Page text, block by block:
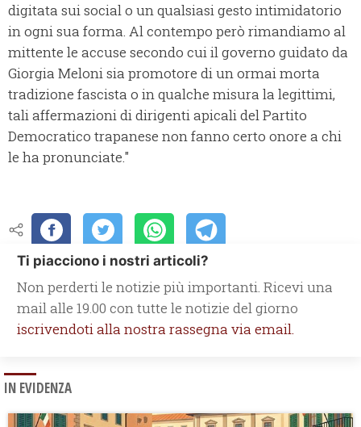
digitata sui social o un qualsiasi gesto intimidatorio
in ogni sua forma. Al contempo però rimandiamo al
mittente le accuse secondo cui il governo guidato da
Giorgia Meloni sia promotore di un ormai morta
tradizione fascista o in qualche misura la legittimi,
tali affermazioni di dirigenti apicali del Partito
Democratico trapanese non fanno certo onore a chi
le ha pronunciate."
Ti piacciono i nostri articoli?
Non perderti le notizie più importanti. Ricevi una
mail alle 19.00 con tutte le notizie del giorno
iscrivendoti alla nostra rassegna via email.
IN EVIDENZA